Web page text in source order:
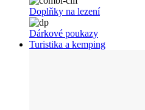
Doplňky na lezení
Dárkové poukazy
Turistika a kemping